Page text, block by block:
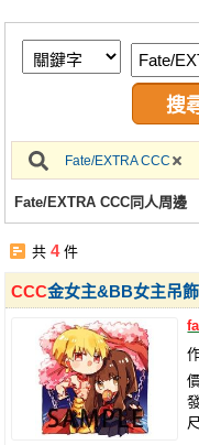
繪圖藝廊
交流中心
攤位轉讓區
會員功能選單
註冊會員
Fate/EXTRA CCC
Fate/EXTRA CCC同人周邊
共4件
CCC金女主&BB女主吊飾